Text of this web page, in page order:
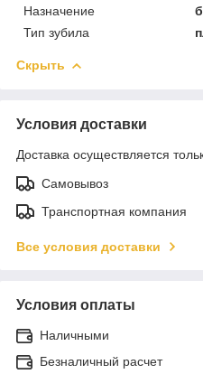
Назначение
Тип зубила
Скрыть
Условия доставки
Доставка осуществляется
Самовывоз
Транспортная компания
Все условия доставки
Условия оплаты
Наличными
Безналичный расчет